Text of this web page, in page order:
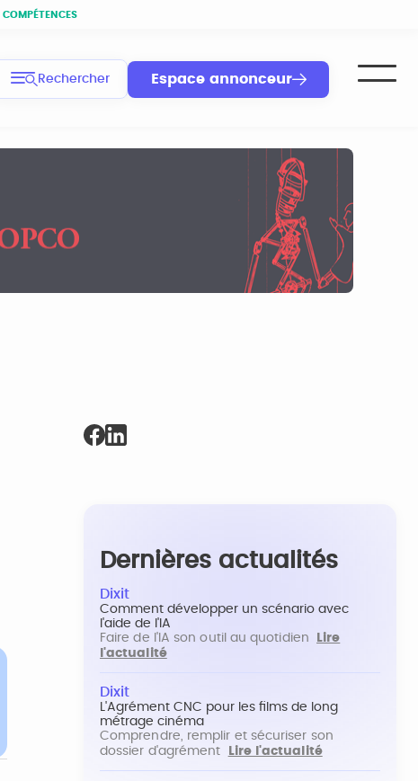
COMPÉTENCES
Rechercher Espace annonceur
Dernières actualités
Dixit
Comment développer un scénario avec
l'aide de l'IA
Faire de l'IA son outil au quotidien
Lire
l'actualité
Dixit
L'Agrément CNC pour les films de long
métrage cinéma
Comprendre, remplir et sécuriser son
dossier d'agrément
Lire l'actualité